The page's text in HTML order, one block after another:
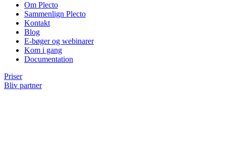
Om Plecto
Sammenlign Plecto
Kontakt
Blog
E-bøger og webinarer
Kom i gang
Documentation
Priser
Bliv partner